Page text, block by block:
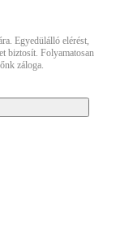
Egyedülálló elérést,
biztosít. Folyamatosan
záloga.